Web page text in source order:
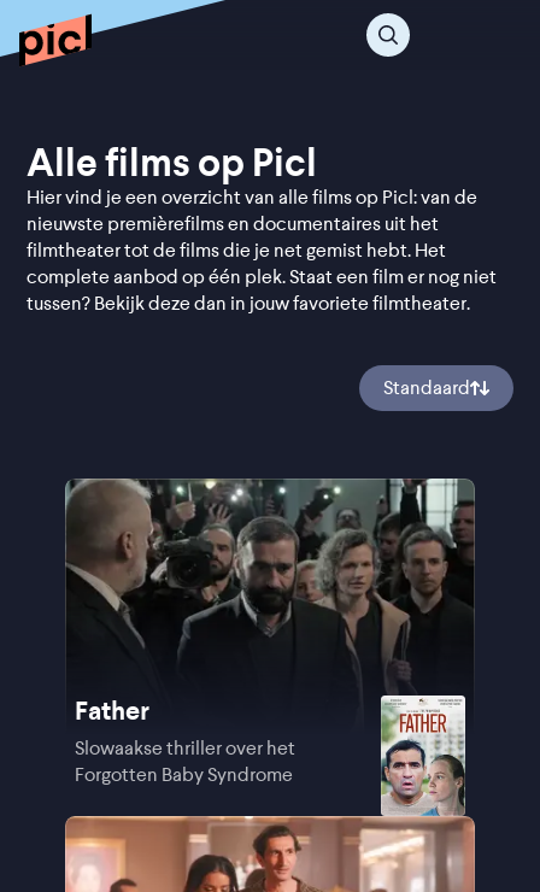
Alle films op Picl
Hier vind je een overzicht van alle films op Picl: van de
nieuwste premièrefilms en documentaires uit het
filmtheater tot de films die je net gemist hebt. Het
complete aanbod op één plek. Staat een film er nog niet
tussen? Bekijk deze dan in jouw favoriete filmtheater.
Standaard
Father
Slowaakse thriller over het
Forgotten Baby Syndrome